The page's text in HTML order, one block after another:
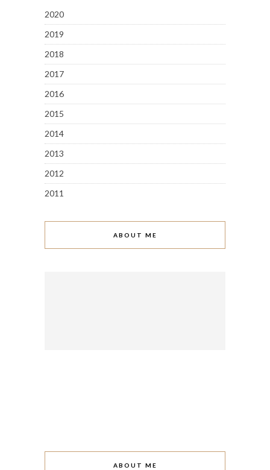
2020
2019
2018
2017
2016
2015
2014
2013
2012
2011
ABOUT ME
ABOUT ME